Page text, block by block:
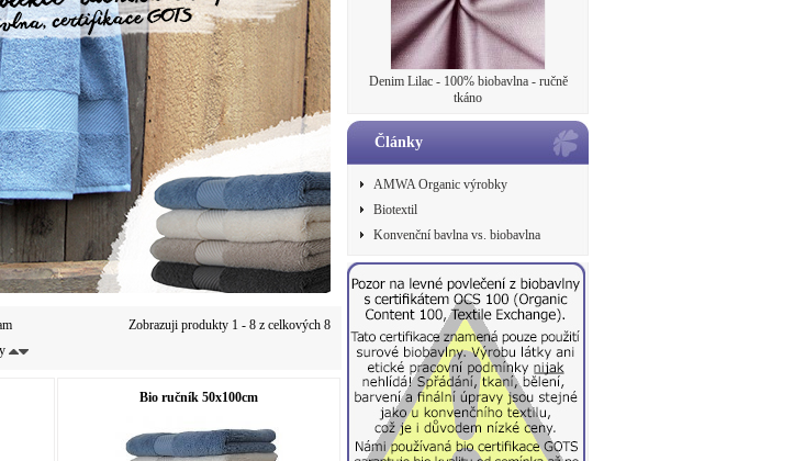
Zobrazuji produkty 1 - 8 z celkových 8
Bio ručník 50x100cm
Denim Lilac - 100% biobavlna - ručně
tkáno
Články
AMWA Organic výrobky
Biotextil
Konvenční bavlna vs. biobavlna